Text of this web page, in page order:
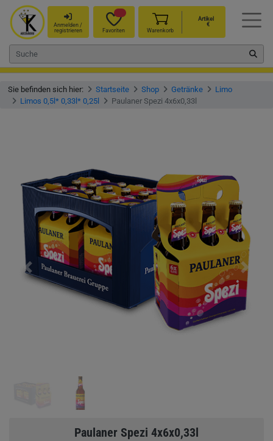
Anmelden /
registrieren
Favoriten Warenkorb
Artikel
€
Sie befinden sich hier: Startseite Shop Getränke
Limo
Limos 0,5l* 0,33l* 0,25l
Paulaner Spezi 4x6x0,33l
Vorheriges
Paulaner Spezi 4x6x0,33l